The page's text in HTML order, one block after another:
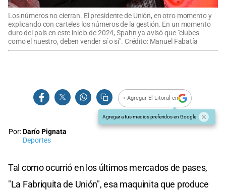
Los números no cierran. El presidente de Unión, en otro momento y
explicando con carteles los números de la gestión. En un momento
duro del país en este inicio de 2024, Spahn ya avisó que "clubes
como el nuestro, deben vender sí o sí". Crédito: Manuel Fabatía
+ Agregar El Litoral en
Agregar a tus medios preferidos en Google
Por:Darío Pignata
Deportes
Tal como ocurrió en los últimos mercados de pases,
"La Fabriquita de Unión", esa maquinita que produce